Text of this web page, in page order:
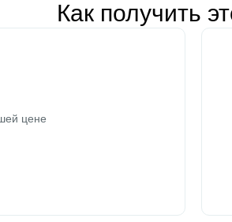
Как получить
цене